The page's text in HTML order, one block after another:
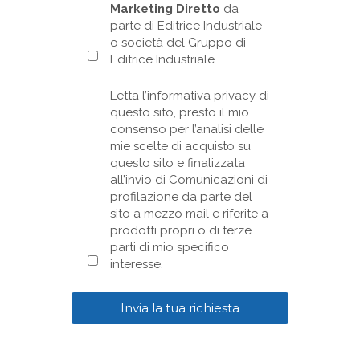
Marketing Diretto da
parte di Editrice Industriale
o società del Gruppo di
Editrice Industriale.
Letta l’informativa privacy di
questo sito, presto il mio
consenso per l’analisi delle
mie scelte di acquisto su
questo sito e finalizzata
all’invio di Comunicazioni di
profilazione da parte del
sito a mezzo mail e riferite a
prodotti propri o di terze
parti di mio specifico
interesse.